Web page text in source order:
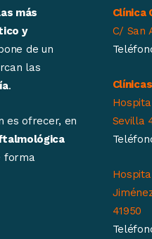
más
y
de un
las
.
es ofrecer, en
forma
Clínica
C/ San
Sevilla
41950